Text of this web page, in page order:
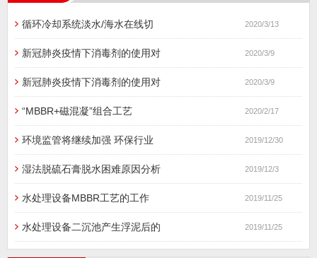
循环冷却系统淡水/海水在线切 2020/3/13
新冠肺炎疫情下消毒剂的使用对 2020/3/9
新冠肺炎疫情下消毒剂的使用对 2020/3/9
“MBBR+磁混凝”组合工艺 2020/2/17
环境监管将继续加强 环保行业 2019/12/30
湿法脱硫石膏脱水困难原因分析 2019/12/3
水处理设备MBBR工艺的工作 2019/11/25
水处理设备二沉池产生浮泥后的 2019/11/25